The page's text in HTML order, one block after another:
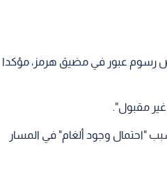
رسوم عبور في مضيق هرمز، مؤكدا
غير مقبول".
"احتمال وجود ألغام" في المسار